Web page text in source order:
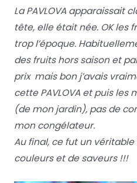
La PAVLOVA apparaissait
tête, elle était née. OK les
trop l’époque.
des fruits hors saison et
prix mais bon j’avais
cette PAVLOVA et puis les
(de mon jardin), pas de
mon congélateur.
Au final, ce fut un véritable
couleurs et de saveurs !!!